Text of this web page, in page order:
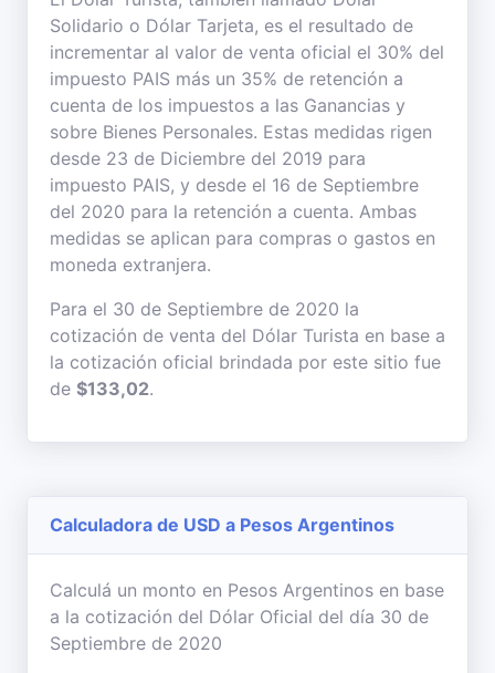
Solidario o Dólar Tarjeta, es el resultado de
incrementar al valor de venta oficial el 30% del
impuesto PAIS más un 35% de retención a
cuenta de los impuestos a las Ganancias y
sobre Bienes Personales. Estas medidas rigen
desde 23 de Diciembre del 2019 para
impuesto PAIS, y desde el 16 de Septiembre
del 2020 para la retención a cuenta. Ambas
medidas se aplican para compras o gastos en
moneda extranjera.
Para el 30 de Septiembre de 2020 la
cotización de venta del Dólar Turista en base a
la cotización oficial brindada por este sitio fue
de $133,02.
Calculadora de USD a Pesos Argentinos
Calculá un monto en Pesos Argentinos en base
a la cotización del Dólar Oficial del día 30 de
Septiembre de 2020